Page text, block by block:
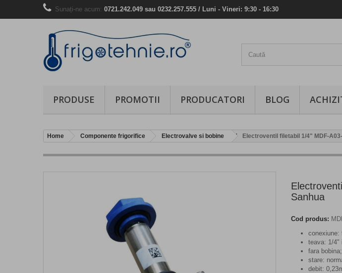
Sunați-ne acum: 0721.242.049 sau 0232.257.555 / Luni - Vineri: 9:30 - 16:30
PRODUSE PROMOTII PRODUCATORI BLOG
Home Componente frigorifice Electrovalve si bobine Electroventil filetabil 1/4" MDF-
Sanhua
Cod produs:
conexiune:
teava: 1/4"
fara bobina;
stare:
debit: